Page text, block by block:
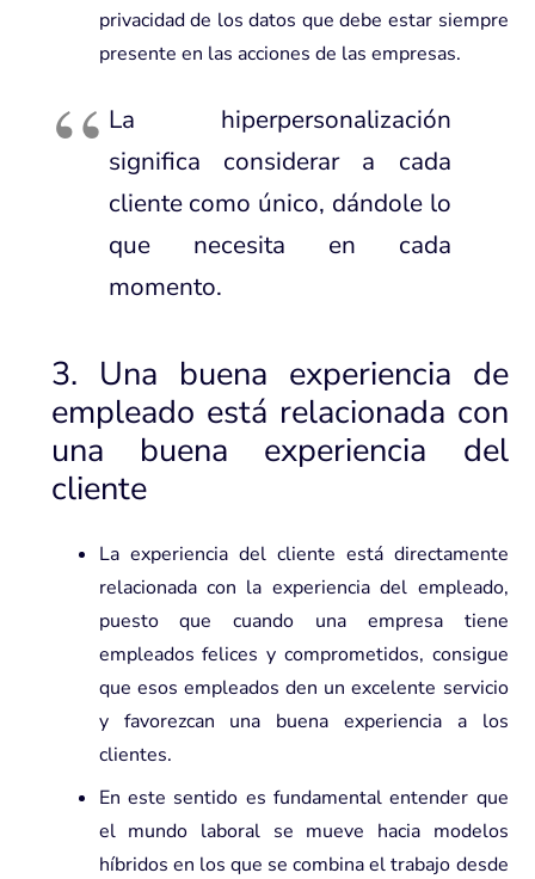
privacidad de los datos que debe estar siempre
presente en las acciones de las empresas.
La hiperpersonalización
significa considerar a cada
cliente como único, dándole lo
que necesita en cada
momento.
3. Una buena experiencia de
empleado está relacionada con
una buena experiencia del
cliente
La experiencia del cliente está directamente
relacionada con la experiencia del empleado,
puesto que cuando una empresa tiene
empleados felices y comprometidos, consigue
que esos empleados den un excelente servicio
y favorezcan una buena experiencia a los
clientes.
En este sentido es fundamental entender que
el mundo laboral se mueve haciamodelos
híbridos en los que se combina el trabajo desde